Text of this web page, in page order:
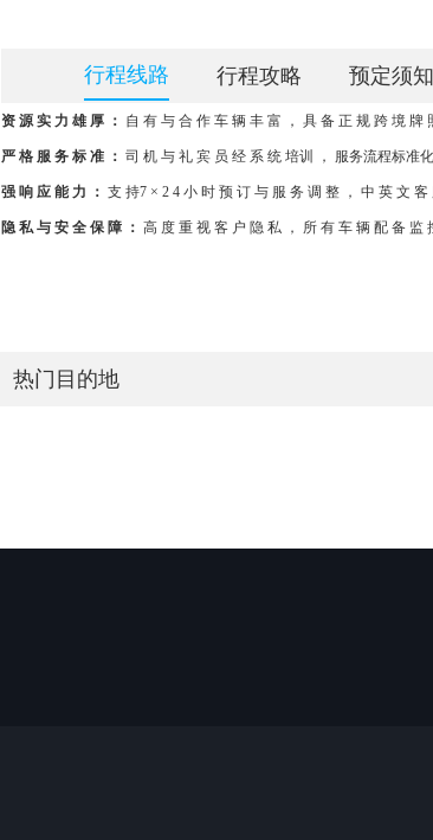
行程线路 行程攻略 预定须知
资 源 实 力 雄 厚 ： 自 有 与 合 作 车 辆 丰 富 ， 具 备 正 规 跨 境 牌
严 格 服 务 标 准 ：司 机 与 礼 宾 员 经 系 统 培训 ， 服务流程标准
强 响 应 能 力 ：支 持7 ×2 4小 时 预 订 与 服 务 调 整 ， 中 英 文 客
隐 私 与 安 全 保 障 ：高 度 重 视 客 户 隐 私 ， 所 有 车 辆 配 备 监
热门目的地